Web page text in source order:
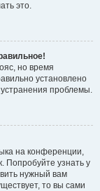
это.
но время
установлено
проблемы.
на конференции,
Попробуйте узнать у
нужный вам
то вы сами